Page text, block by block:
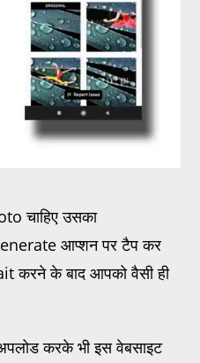
चाहिए उसका
आप्शन पर टैप कर
करने के बाद आपको वैसी ही
करके भी इस वेबसाइट